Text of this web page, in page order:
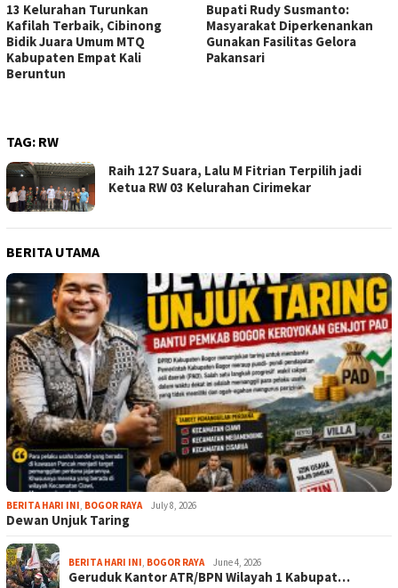
13 Kelurahan Turunkan
Kafilah Terbaik, Cibinong
Bidik Juara Umum MTQ
Kabupaten Empat Kali
Beruntun
Bupati Rudy Susmanto:
Masyarakat Diperkenankan
Gunakan Fasilitas Gelora
Pakansari
TAG: RW
Raih 127 Suara, Lalu M Fitrian Terpilih jadi
Ketua RW 03 Kelurahan Cirimekar
BERITA UTAMA
BERITA HARI INI, BOGOR RAYA July 8, 2026
Dewan Unjuk Taring
BERITA HARI INI, BOGOR RAYA June 4, 2026
Geruduk Kantor ATR/BPN Wilayah 1 Kabupat…